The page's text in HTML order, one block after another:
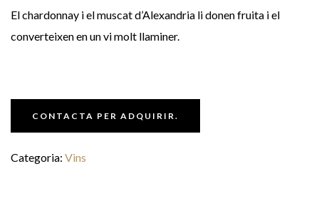
El chardonnay i el muscat d’Alexandria li donen fruita i el
converteixen en un vi molt llaminer.
CONTACTA PER ADQUIRIR.
Categoria: Vins